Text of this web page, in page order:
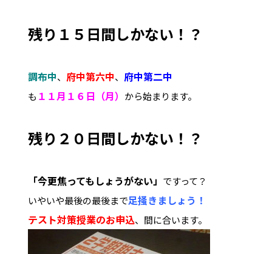
残り１５日間しかない！？
調布中、 府中第六中、 府中第二中
も １１月１６日（月） から始まります。
残り２０日間しかない！？
「今更焦ってもしょうがない」 ですって？
いやいや最後の最後まで足掻きましょう！
テスト対策授業のお申込、間に合います。